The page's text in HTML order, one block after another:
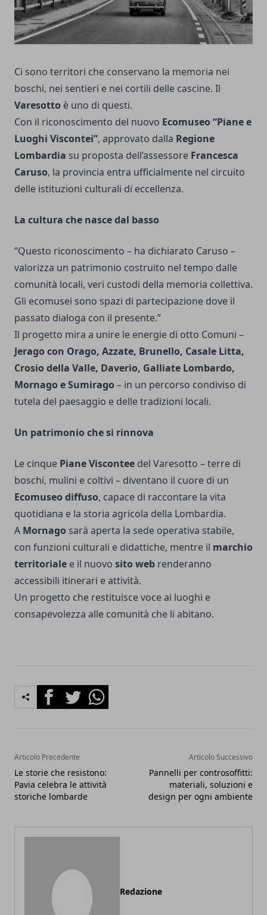
Ci sono territori che conservano la memoria nei
boschi, nei sentieri e nei cortili delle cascine. Il
Varesotto è uno di questi.
Con il riconoscimento del nuovo Ecomuseo “Piane e
Luoghi Viscontei”, approvato dalla Regione
Lombardia su proposta dell’assessore Francesca
Caruso, la provincia entra ufficialmente nel circuito
delle istituzioni culturali di eccellenza.
La cultura che nasce dal basso
“Questo riconoscimento – ha dichiarato Caruso –
valorizza un patrimonio costruito nel tempo dalle
comunità locali, veri custodi della memoria collettiva.
Gli ecomusei sono spazi di partecipazione dove il
passato dialoga con il presente.”
Il progetto mira a unire le energie di otto Comuni –
Jerago con Orago, Azzate, Brunello, Casale Litta,
Crosio della Valle, Daverio, Galliate Lombardo,
Mornago e Sumirago – in un percorso condiviso di
tutela del paesaggio e delle tradizioni locali.
Un patrimonio che si rinnova
Le cinque Piane Viscontee del Varesotto – terre di
boschi, mulini e coltivi – diventano il cuore di un
Ecomuseo diffuso, capace di raccontare la vita
quotidiana e la storia agricola della Lombardia.
A Mornago sarà aperta la sede operativa stabile,
con funzioni culturali e didattiche, mentre il marchio
territoriale e il nuovo sito web renderanno
accessibili itinerari e attività.
Un progetto che restituisce voce ai luoghi e
consapevolezza alle comunità che li abitano.
FacebookTwitterWhatsapp
Articolo Precedente
Le storie che resistono:
Pavia celebra le attività
storiche lombarde
Articolo Successivo
Pannelli per controsoffitti:
materiali, soluzioni e
design per ogni ambiente
Redazione